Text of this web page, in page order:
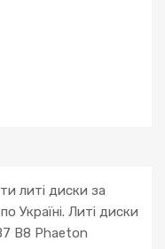
литі диски за
Україні. Литі диски
B8 Phaeton